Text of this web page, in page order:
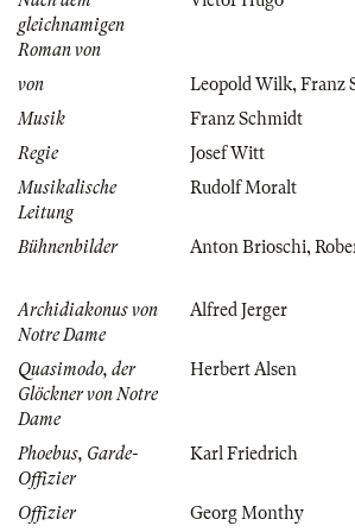
gleichnamigen
Roman von
von Leopold Wilk,Franz
Musik
Franz Schmidt
Regie
Josef Witt
Musikalische
Leitung
Rudolf Moralt
Bühnenbilder Anton Brioschi,
Archidiakonus von
Notre Dame
Alfred Jerger
Quasimodo, der
Glöckner von Notre
Dame
Herbert Alsen
Phoebus, Garde-
Offizier
Karl Friedrich
Offizier Georg Monthy